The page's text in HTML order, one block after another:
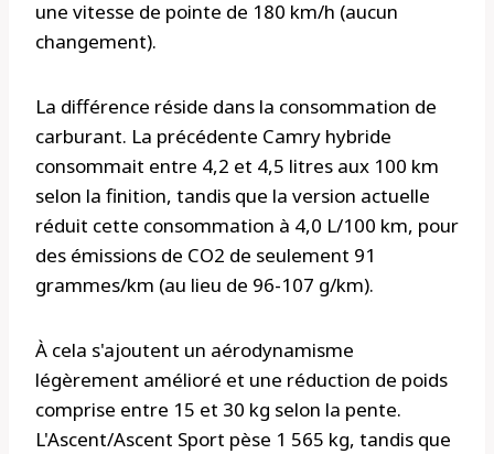
une vitesse de pointe de 180 km/h (aucun
changement).
La différence réside dans la consommation de
carburant. La précédente Camry hybride
consommait entre 4,2 et 4,5 litres aux 100 km
selon la finition, tandis que la version actuelle
réduit cette consommation à 4,0 L/100 km, pour
des émissions de CO2 de seulement 91
grammes/km (au lieu de 96-107 g/km).
À cela s'ajoutent un aérodynamisme
légèrement amélioré et une réduction de poids
comprise entre 15 et 30 kg selon la pente.
L'Ascent/Ascent Sport pèse 1 565 kg, tandis que